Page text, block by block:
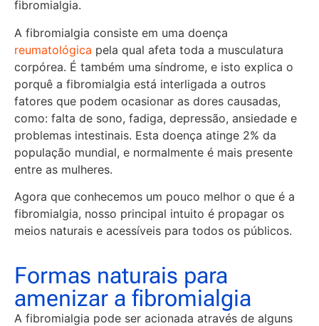
fibromialgia.
A fibromialgia consiste em uma doença
reumatológica pela qual afeta toda a musculatura
corpórea. É também uma síndrome, e isto explica o
porquê a fibromialgia está interligada a outros
fatores que podem ocasionar as dores causadas,
como: falta de sono, fadiga, depressão, ansiedade e
problemas intestinais. Esta doença atinge 2% da
população mundial, e normalmente é mais presente
entre as mulheres.
Agora que conhecemos um pouco melhor o que é a
fibromialgia, nosso principal intuito é propagar os
meios naturais e acessíveis para todos os públicos.
Formas naturais para
amenizar a fibromialgia
A fibromialgia pode ser acionada através de alguns